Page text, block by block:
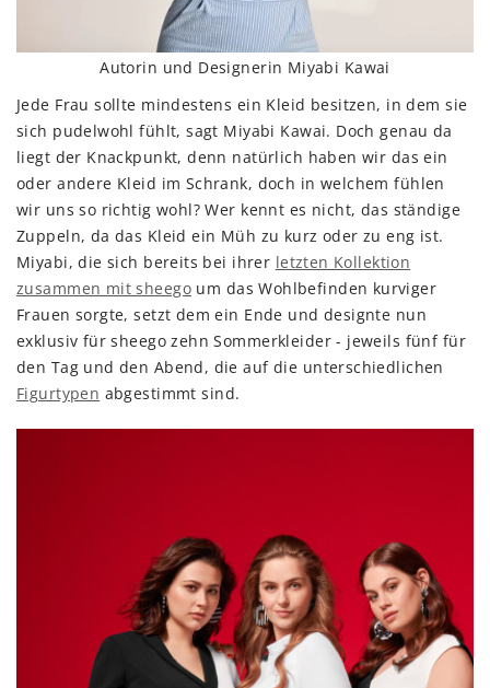
Autorin und Designerin Miyabi Kawai
Jede Frau sollte mindestens ein Kleid besitzen, in dem sie
sich pudelwohl fühlt, sagt Miyabi Kawai. Doch genau da
liegt der Knackpunkt, denn natürlich haben wir das ein
oder andere Kleid im Schrank, doch in welchem fühlen
wir uns so richtig wohl? Wer kennt es nicht, das ständige
Zuppeln, da das Kleid ein Müh zu kurz oder zu eng ist.
Miyabi, die sich bereits bei ihrer letzten Kollektion
zusammen mit sheegoum das Wohlbefinden kurviger
Frauen sorgte, setzt dem ein Ende und designte nun
exklusiv für sheego zehn Sommerkleider - jeweils fünf für
den Tag und den Abend, die auf die unterschiedlichen
Figurtypen abgestimmt sind.